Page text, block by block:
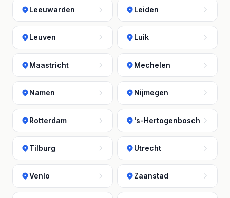
Leeuwarden Leiden
Leuven Luik
Maastricht Mechelen
Namen Nijmegen
Rotterdam 's-Hertogenbosch
Tilburg Utrecht
Venlo Zaanstad